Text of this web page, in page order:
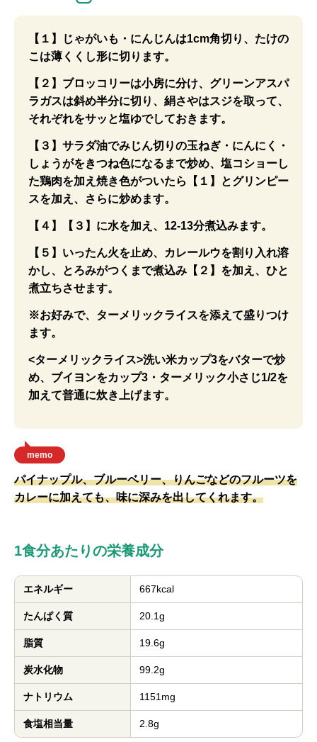
【１】じゃがいも・にんじんは1cm角切り、たけの
こは薄くくし形に切ります。
【２】ブロッコリーは小房に分け、グリーンアスパ
ラガスは斜め半分に切り、絹さやはスジを取って、
それぞれをサッと塩ゆでしておきます。
【３】サラダ油でみじん切りの玉ねぎ・にんにく・
しょうがをきつね色になるまで炒め、塩コショーし
た鶏肉を加え焼き色がついたら【１】とグリンピー
スを加え、さらに炒めます。
【４】【３】に水を加え、12-13分煮込みます。
【５】いったん火を止め、カレールウを割り入れ溶
かし、とろみがつくまで煮込み【２】を加え、ひと
煮立ちさせます。
※お好みで、ターメリックライスを添えて盛りつけ
ます。
<ターメリックライス>洗い米カップ3をバターで炒
め、ブイヨンをカップ3・ターメリック小さじ1/2を
加えて普通に炊き上げます。
memo
パイナップル、ブルーベリー、りんごなどのフルーツを
カレーに加えても、味に深みを出してくれます。
1食分あたりの栄養成分
エネルギー 667kcal
たんぱく質 20.1g
脂質 19.6g
炭水化物 99.2g
ナトリウム 1151mg
食塩相当量 2.8g